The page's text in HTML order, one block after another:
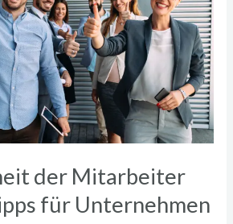
der Mitarbeiter
für Unternehmen